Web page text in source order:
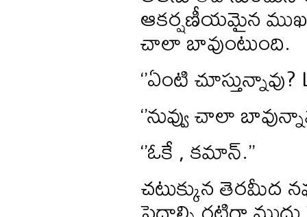
ఆకర్షణీయమైన
చాలా బావుంటుంది.
‘’ఏంటి చూస్తున్నావు?
‘’నువ్వు చాలా
‘’ఓకే , కమాన్.’’
చటుక్కున తెరమీద